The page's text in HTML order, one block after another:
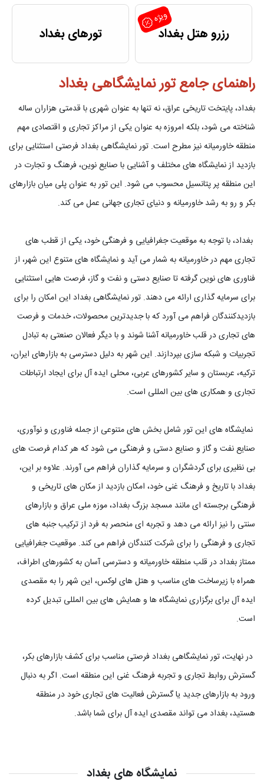
رزرو هتل بغداد
ویژه
تورهای بغداد
راهنمای جامع تور نمایشگاهی بغداد
بغداد، پایتخت تاریخی عراق، نه تنها به عنوان شهری با قدمتی هزاران ساله
شناخته می شود، بلکه امروزه به عنوان یکی از مراکز تجاری و اقتصادی مهم
منطقه خاورمیانه نیز مطرح است. تور نمایشگاهی بغداد فرصتی استثنایی برای
بازدید از نمایشگاه های مختلف و آشنایی با صنایع نوین، فرهنگ و تجارت در
این منطقه پر پتانسیل محسوب می شود. این تور به عنوان پلی میان بازارهای
بکر و رو به رشد خاورمیانه و دنیای تجاری جهانی عمل می کند.
بغداد، با توجه به موقعیت جغرافیایی و فرهنگی خود، یکی از قطب های
تجاری مهم در خاورمیانه به شمار می آید و نمایشگاه های متنوع این شهر، از
فناوری های نوین گرفته تا صنایع دستی و نفت و گاز، فرصت هایی استثنایی
برای سرمایه گذاری ارائه می دهند. تور نمایشگاهی بغداد این امکان را برای
بازدیدکنندگان فراهم می آورد که با جدیدترین محصولات، خدمات و فرصت
های تجاری در قلب خاورمیانه آشنا شوند و با دیگر فعالان صنعتی به تبادل
تجربیات و شبکه سازی بپردازند. این شهر به دلیل دسترسی به بازارهای ایران،
ترکیه، عربستان و سایر کشورهای عربی، محلی ایده آل برای ایجاد ارتباطات
تجاری و همکاری های بین المللی است.
نمایشگاه های این تور شامل بخش های متنوعی از جمله فناوری و نوآوری،
صنایع نفت و گاز و صنایع دستی و فرهنگی می شود که هر کدام فرصت های
بی نظیری برای گردشگران و سرمایه گذاران فراهم می آورند. علاوه بر این،
بغداد با تاریخ و فرهنگ غنی خود، امکان بازدید از مکان های تاریخی و
فرهنگی برجسته ای مانند مسجد بزرگ بغداد، موزه ملی عراق و بازارهای
سنتی را نیز ارائه می دهد و تجربه ای منحصر به فرد از ترکیب جنبه های
تجاری و فرهنگی را برای شرکت کنندگان فراهم می کند. موقعیت جغرافیایی
ممتاز بغداد در قلب منطقه خاورمیانه و دسترسی آسان به کشورهای اطراف،
همراه با زیرساخت های مناسب و هتل های لوکس، این شهر را به مقصدی
ایده آل برای برگزاری نمایشگاه ها و همایش های بین المللی تبدیل کرده
است.
در نهایت، تور نمایشگاهی بغداد فرصتی مناسب برای کشف بازارهای بکر،
گسترش روابط تجاری و تجربه فرهنگ غنی این منطقه است. اگر به دنبال
ورود به بازارهای جدید یا گسترش فعالیت های تجاری خود در منطقه
هستید، بغداد می تواند مقصدی ایده آل برای شما باشد.
نمایشگاه های بغداد